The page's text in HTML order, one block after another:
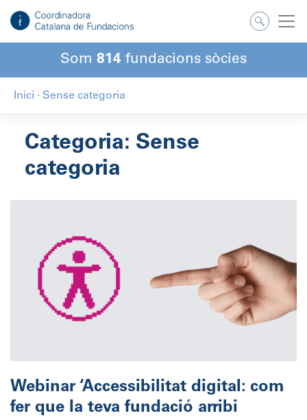
contingut
Som 814 fundacions sòcies
Inici · Sense categoria
Categoria: Sense
categoria
Webinar ‘Accessibilitat digital: com
fer que la teva fundació arribi